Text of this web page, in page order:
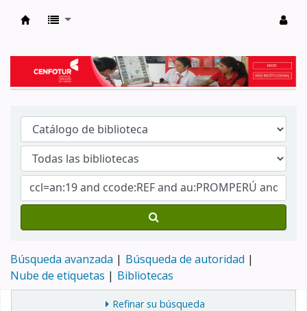
Búsqueda avanzada
Búsqueda de autoridad
Nube de etiquetas
Bibliotecas
Refinar su búsqueda